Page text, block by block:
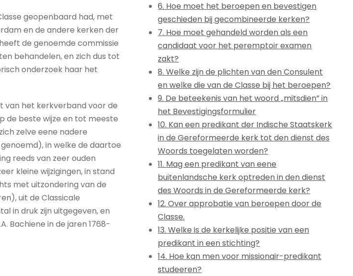
geopenbaard had, met
en de andere kerken der
de genoemde commissie
behandelen, en zich dus tot
onderzoek haar het
van het kerkverband voor de
de beste wijze en tot meeste
zelve eene nadere
in welke de daartoe
reeds van zeer ouden
kleine wijzigingen, in stand
met uitzondering van de
uit de Classicale
in druk zijn uitgegeven, en
Bachiene in de jaren 1768-
6. Hoe moet het beroepen en bevestigen
geschieden bij gecombineerde kerken?
7. Hoe moet gehandeld worden als een
candidaat voor het peremptoir examen
zakt?
8. Welke zijn de plichten van den Consulent
en welke die van de Classe bij het beroepen?
9. De beteekenis van het woord „mitsdien” in
het Bevestigingsformulier
10. Kan een predikant der Indische Staatskerk
in de Gereformeerde kerk tot den dienst des
Woords toegelaten worden?
11. Mag een predikant van eene
buitenlandsche kerk optreden in den dienst
des Woords in de Gereformeerde kerk?
12. Over approbatie van beroepen door de
Classe.
13. Welke is de kerkelijke positie van een
predikant in een stichting?
14. Hoe kan men voor missionair-predikant
studeeren?